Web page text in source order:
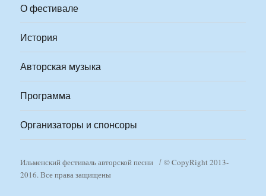
О фестивале
История
Авторская музыка
Программа
Организаторы и спонсоры
Ильменский фестиваль авторской песни
© CopyRight 2013-
2016. Все права защищены